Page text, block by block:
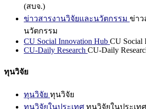
(สบจ.)
ข่าวสารงานวิจัยและนวัตกรรม ข่าว
นวัตกรรม
CU Social Innovation Hub CU Social
CU-Daily Research CU-Daily
ทุนวิจัย
ทุนวิจัย ทุนวิจัย
ทุนวิจัยในประเทศ ทุนวิจัยในประเทศ